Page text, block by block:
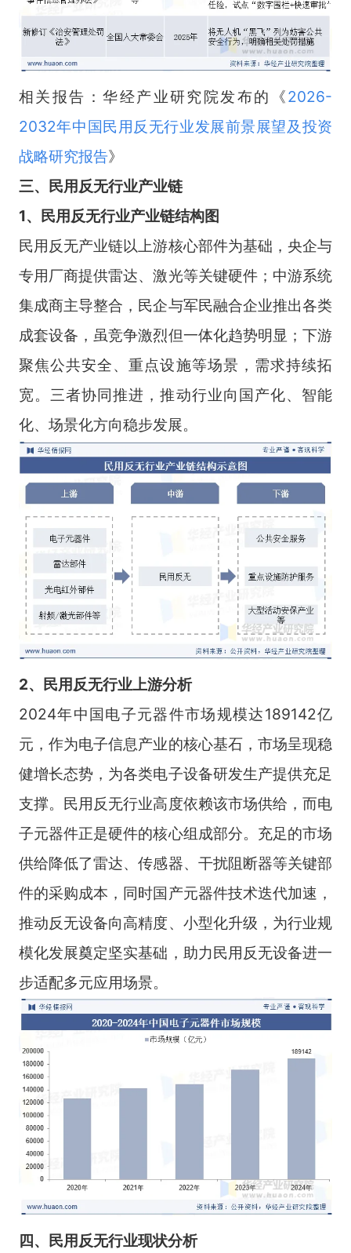
相关报告：华经产业研究院发布的《2026-
2032年中国民用反无行业发展前景展望及投资
战略研究报告》
三、民用反无行业产业链
1、民用反无行业产业链结构图
民用反无产业链以上游核心部件为基础，央企与
专用厂商提供雷达、激光等关键硬件；中游系统
集成商主导整合，民企与军民融合企业推出各类
成套设备，虽竞争激烈但一体化趋势明显；下游
聚焦公共安全、重点设施等场景，需求持续拓
宽。三者协同推进，推动行业向国产化、智能
化、场景化方向稳步发展。
2、民用反无行业上游分析
2024年中国电子元器件市场规模达189142亿
元，作为电子信息产业的核心基石，市场呈现稳
健增长态势，为各类电子设备研发生产提供充足
支撑。民用反无行业高度依赖该市场供给，而电
子元器件正是硬件的核心组成部分。充足的市场
供给降低了雷达、传感器、干扰阻断器等关键部
件的采购成本，同时国产元器件技术迭代加速，
推动反无设备向高精度、小型化升级，为行业规
模化发展奠定坚实基础，助力民用反无设备进一
步适配多元应用场景。
四、民用反无行业现状分析